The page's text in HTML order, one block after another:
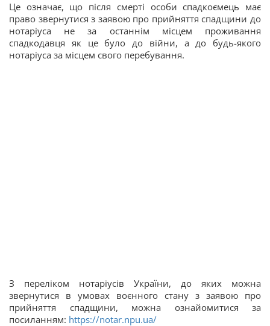
Це означає, що після смерті особи спадкоємець має
право звернутися з заявою про прийняття спадщини до
нотаріуса не за останнім місцем проживання
спадкодавця як це було до війни, а до будь-якого
нотаріуса за місцем свого перебування.
З переліком нотаріусів України, до яких можна
звернутися в умовах воєнного стану з заявою про
прийняття спадщини, можна ознайомитися за
посиланням: https://notar.npu.ua/